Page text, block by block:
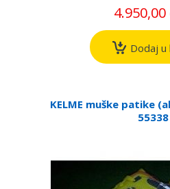
Dodaj u
KELME muške patike
55338